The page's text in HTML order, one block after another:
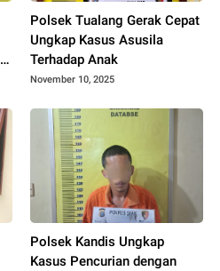
Polsek Tualang Gerak Cepat
Ungkap Kasus Asusila
Terhadap Anak
November 10, 2025
Polsek Kandis Ungkap
Kasus Pencurian dengan